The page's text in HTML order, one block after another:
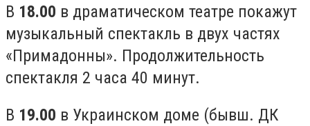
В 18.00 в драматическом театре покажут
музыкальный спектакль в двух частях
«Примадонны». Продолжительность
спектакля 2 часа 40 минут.
В 19.00 в Украинском доме (бывш. ДК